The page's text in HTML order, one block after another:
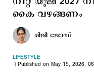
കൈ വഴങ്ങണം
മിജി ജോസ്
LIFESTYLE
Published on May 15, 2026,